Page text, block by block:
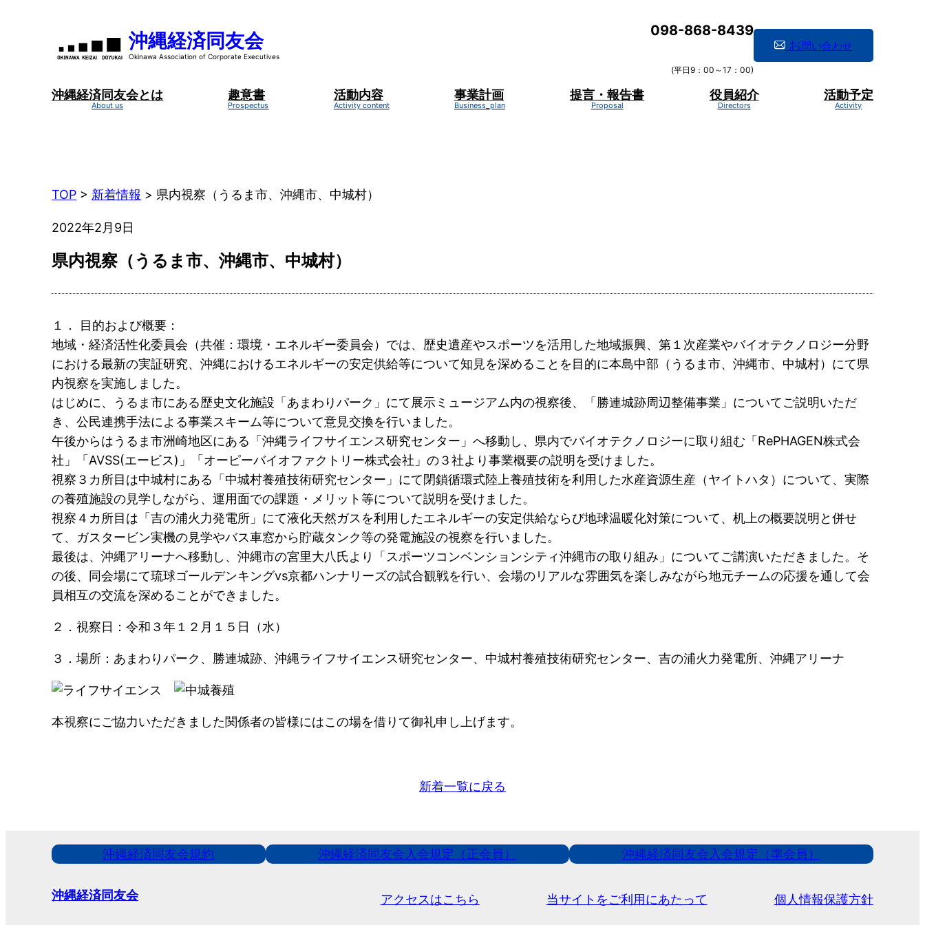
沖縄経済同友会 098-868-8439
(平日9：00～17：00)
お問い合わせ
沖縄経済同友会とは 趣意書 活動内容 事業計画 提言・報告書 役員紹介 活動予定
TOP > 新着情報 > 県内視察（うるま市、沖縄市、中城村）
2022年2月9日
県内視察（うるま市、沖縄市、中城村）
１． 目的および概要：
地域・経済活性化委員会（共催：環境・エネルギー委員会）では、歴史遺産やスポーツを活用した地域振興、第１次産業やバイオテクノロジー分野
における最新の実証研究、沖縄におけるエネルギーの安定供給等について知見を深めることを目的に本島中部（うるま市、沖縄市、中城村）にて県
内視察を実施しました。
はじめに、うるま市にある歴史文化施設「あまわりパーク」にて展示ミュージアム内の視察後、「勝連城跡周辺整備事業」についてご説明いただ
き、公民連携手法による事業スキーム等について意見交換を行いました。
午後からはうるま市洲崎地区にある「沖縄ライフサイエンス研究センター」へ移動し、県内でバイオテクノロジーに取り組む「RePHAGEN株式会
社」「AVSS(エービス)」「オーピーバイオファクトリー株式会社」の３社より事業概要の説明を受けました。
視察３カ所目は中城村にある「中城村養殖技術研究センター」にて閉鎖循環式陸上養殖技術を利用した水産資源生産（ヤイトハタ）について、実際
の養殖施設の見学しながら、運用面での課題・メリット等について説明を受けました。
視察４カ所目は「吉の浦火力発電所」にて液化天然ガスを利用したエネルギーの安定供給ならび地球温暖化対策について、机上の概要説明と併せ
て、ガスタービン実機の見学やバス車窓から貯蔵タンク等の発電施設の視察を行いました。
最後は、沖縄アリーナへ移動し、沖縄市の宮里大八氏より「スポーツコンベンションシティ沖縄市の取り組み」についてご講演いただきました。そ
の後、同会場にて琉球ゴールデンキングvs京都ハンナリーズの試合観戦を行い、会場のリアルな雰囲気を楽しみながら地元チームの応援を通して会
員相互の交流を深めることができました。
２．視察日：令和３年１２月１５日（水）
３．場所：あまわりパーク、勝連城跡、沖縄ライフサイエンス研究センター、中城村養殖技術研究センター、吉の浦火力発電所、沖縄アリーナ
本視察にご協力いただきました関係者の皆様にはこの場を借りて御礼申し上げます。
新着一覧に戻る
沖縄経済同友会規約 沖縄経済同友会入会規定（正会員） 沖縄経済同友会入会規定（準会員）
沖縄経済同友会 アクセスはこちら 当サイトをご利用にあたって 個人情報保護方針